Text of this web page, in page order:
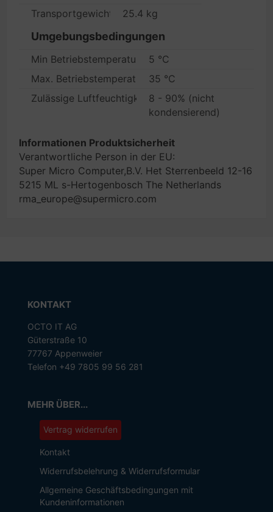
Transportgewicht
25.4 kg
Umgebungsbedingungen
Min Betriebstemperatur
5 °C
Max. Betriebstemperatur
35 °C
Zulässige Luftfeuchtigkeit im Betrieb
8 - 90% (nicht
kondensierend)
Informationen Produktsicherheit
Verantwortliche Person in der EU:
Super Micro Computer,B.V. Het Sterrenbeeld 12-16
5215 ML s-Hertogenbosch The Netherlands
rma_europe@supermicro.com
KONTAKT
OCTO IT AG
Güterstraße 10
77767 Appenweier
Telefon +49 7805 99 56 281
MEHR ÜBER...
Vertrag widerrufen
Kontakt
Widerrufsbelehrung & Widerrufsformular
Allgemeine Geschäftsbedingungen mit
Kundeninformationen